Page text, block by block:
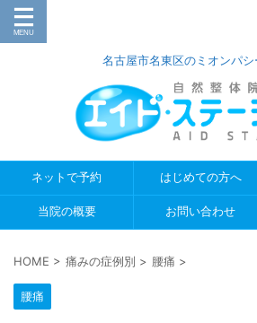
名古屋市名東区のミオンパ
ネットで予約 はじめての方へ
当院の概要 お問い合わせ
HOME > 痛みの症例別 > 腰痛 >
腰痛